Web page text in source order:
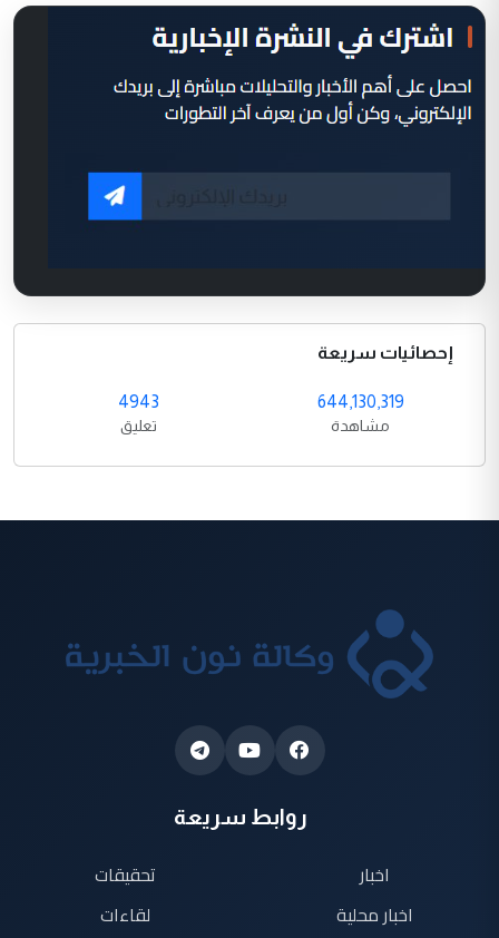
إحصائيات سريعة
644,130,319
مشاهدة
4943
تعليق
روابط سريعة
اخبار
اخبار محلية
تحقيقات
لقاءات